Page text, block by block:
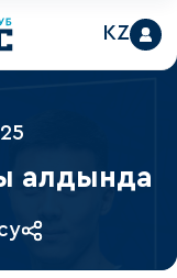
KZ
алдында